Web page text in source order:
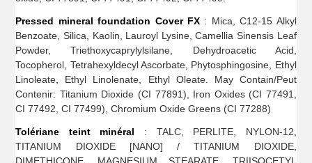
Pressed mineral foundation Cover FX : Mica, C12-15 Alkyl
Benzoate, Silica, Kaolin, Lauroyl Lysine, Camellia Sinensis Leaf
Powder, Triethoxycaprylylsilane, Dehydroacetic Acid,
Tocopherol, Tetrahexyldecyl Ascorbate, Phytosphingosine, Ethyl
Linoleate, Ethyl Linolenate, Ethyl Oleate. May Contain/Peut
Contenir: Titanium Dioxide (CI 77891), Iron Oxides (CI 77491,
CI 77492, CI 77499), Chromium Oxide Greens (CI 77288)
Tolériane teint minéral : TALC, PERLITE, NYLON-12,
TITANIUM DIOXIDE [NANO] / TITANIUM DIOXIDE,